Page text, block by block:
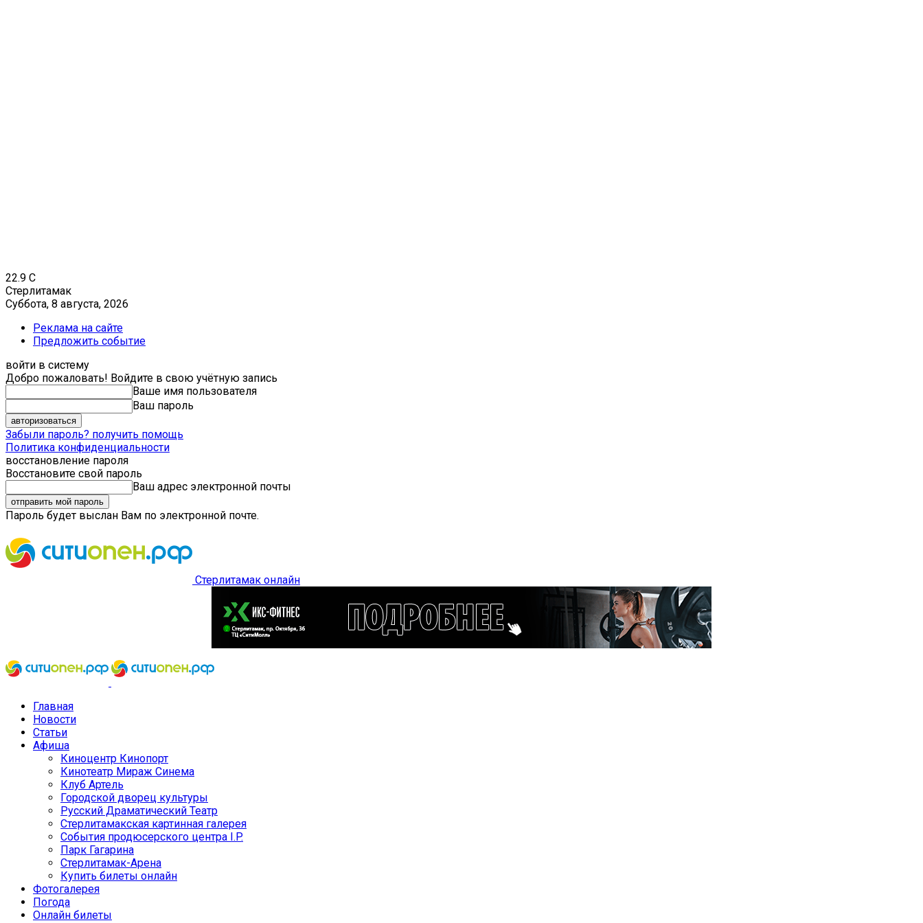
22.9 C
Стерлитамак
Суббота, 8 августа, 2026
Реклама на сайте
Предложить событие
войти в систему
Добро пожаловать! Войдите в свою учётную запись
Ваше имя пользователя
Ваш пароль
Забыли пароль? получить помощь
Политика конфиденциальности
восстановление пароля
Восстановите свой пароль
Ваш адрес электронной почты
Пароль будет выслан Вам по электронной почте.
Стерлитамак онлайн
Главная
Новости
Статьи
Афиша
Киноцентр Кинопорт
Кинотеатр Мираж Синема
Клуб Артель
Городской дворец культуры
Русский Драматический Театр
Стерлитамакская картинная галерея
События продюсерского центра I.P.
Парк Гагарина
Стерлитамак-Арена
Купить билеты онлайн
Фотогалерея
Погода
Онлайн билеты